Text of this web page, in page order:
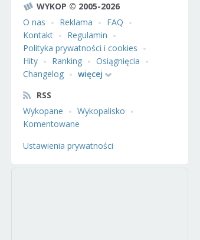
WYKOP © 2005-2026
O nas
Reklama
FAQ
Kontakt
Regulamin
Polityka prywatności i cookies
Hity
Ranking
Osiągnięcia
Changelog
więcej
RSS
Wykopane
Wykopalisko
Komentowane
Ustawienia prywatności